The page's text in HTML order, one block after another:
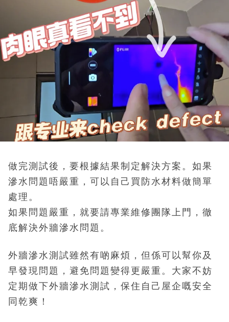
做完測試後，要根據結果制定解決方案。 如果
滲水問題唔嚴重，可以自己買防水材料做簡單
處理。
如果問題嚴重，就要請專業維修團隊上門，徹
底解決外牆滲水問題。
外牆滲水測試雖然有啲麻煩，但係可以幫你及
早發現問題，避免問題變得更嚴重。 大家不妨
定期做下外牆滲水測試，保住自己屋企嘅安全
同乾爽！